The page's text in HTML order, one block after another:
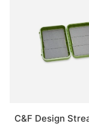
C&F Design